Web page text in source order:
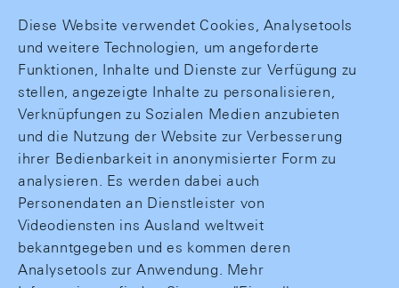
Diese Website verwendet Cookies, Analysetools
und weitere Technologien, um angeforderte
Funktionen, Inhalte und Dienste zur Verfügung zu
stellen, angezeigte Inhalte zu personalisieren,
Verknüpfungen zu Sozialen Medien anzubieten
und die Nutzung der Website zur Verbesserung
ihrer Bedienbarkeit in anonymisierter Form zu
analysieren. Es werden dabei auch
Personendaten an Dienstleister von
Videodiensten ins Ausland weltweit
bekanntgegeben und es kommen deren
Analysetools zur Anwendung. Mehr